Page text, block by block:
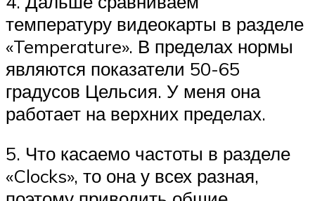
температуру видеокарты в разделе
«Temperature». В пределах нормы
являются показатели 50-65
градусов Цельсия. У меня она
работает на верхних пределах.
5. Что касаемо частоты в разделе
«Clocks», то она у всех разная,